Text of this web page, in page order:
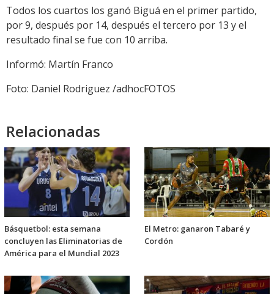
Todos los cuartos los ganó Biguá en el primer partido,
por 9, después por 14, después el tercero por 13 y el
resultado final se fue con 10 arriba.
Informó: Martín Franco
Foto: Daniel Rodriguez /adhocFOTOS
Relacionadas
Básquetbol: esta semana
concluyen las Eliminatorias de
América para el Mundial 2023
El Metro: ganaron Tabaré y
Cordón